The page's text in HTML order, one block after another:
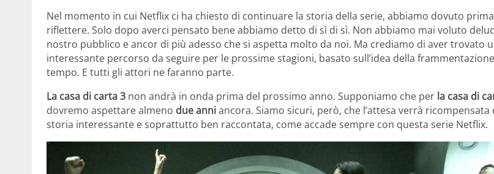
Nel momento in cui Netflix ci ha chiesto di continuare la storia della serie, abbiamo dovuto prima
riflettere. Solo dopo averci pensato bene abbiamo detto di sì di sì. Non abbiamo mai voluto
nostro pubblico e ancor di più adesso che si aspetta molto da noi. Ma crediamo di aver trovato
interessante percorso da seguire per le prossime stagioni, basato sull’idea della
tempo. E tutti gli attori ne faranno parte.
La casa di carta 3 non andrà in onda prima del prossimo anno. Supponiamo che per la casa di
dovremo aspettare almeno due anniancora. Siamo sicuri, però, che l’attesa verrà ricompensata
storia interessante e soprattutto ben raccontata, come accade sempre con questa serie Netflix.